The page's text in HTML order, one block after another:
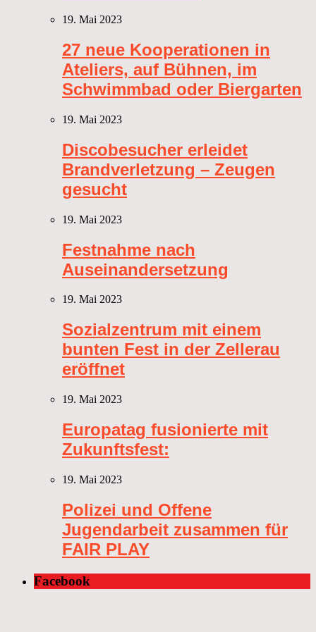
19. Mai 2023
27 neue Kooperationen in
Ateliers, auf Bühnen, im
Schwimmbad oder Biergarten
19. Mai 2023
Discobesucher erleidet
Brandverletzung – Zeugen
gesucht
19. Mai 2023
Festnahme nach
Auseinandersetzung
19. Mai 2023
Sozialzentrum mit einem
bunten Fest in der Zellerau
eröffnet
19. Mai 2023
Europatag fusionierte mit
Zukunftsfest:
19. Mai 2023
Polizei und Offene
Jugendarbeit zusammen für
FAIR PLAY
Facebook